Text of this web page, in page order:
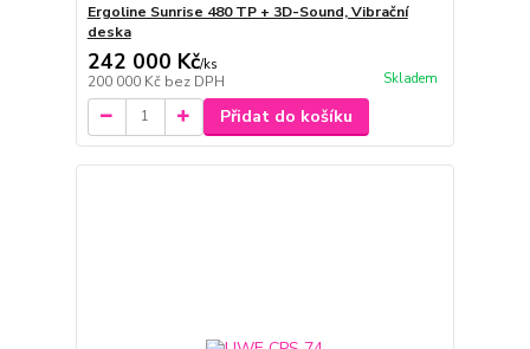
Ergoline Sunrise 480 TP + 3D-Sound, Vibrační
deska
242 000 Kč/ks
200 000 Kč bez DPH Skladem
Přidat do košíku